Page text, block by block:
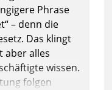
Phrase
– denn die
Das klingt
aber alles
wissen.
folgen